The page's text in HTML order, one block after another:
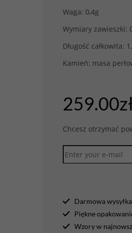
Waga: 0,4g
Wymiary zawieszki:
Długość całkowita:
Kamień: masa
259.00
Chcesz otrzymać
Darmowa
Piękne
Wzory w